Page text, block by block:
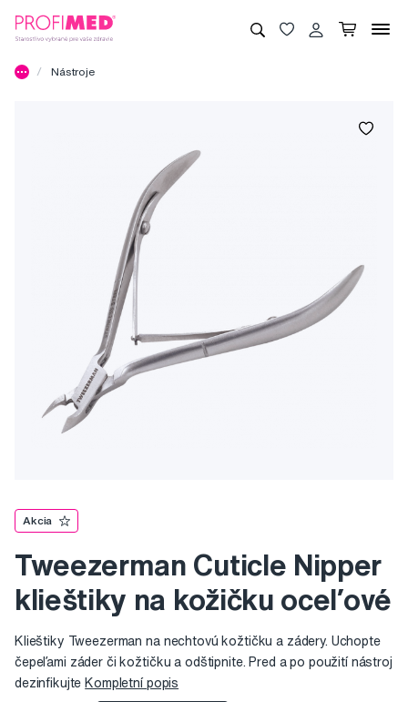
Nástroje
Akcia
Tweezerman Cuticle Nipper
klieštiky na kožičku oceľové
Klieštiky Tweezerman na nechtovú kožtičku a zádery. Uchopte
čepeľami záder či kožtičku a odštipnite. Pred a po použití nástroj
dezinfikujte Kompletní popis